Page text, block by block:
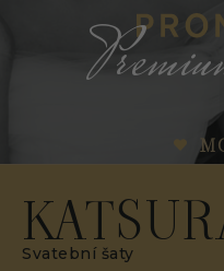
Svatební šaty